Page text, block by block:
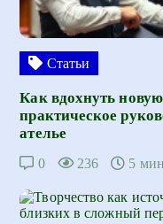
Статьи
Как вдохнуть
практическое
ателье
0 236 5